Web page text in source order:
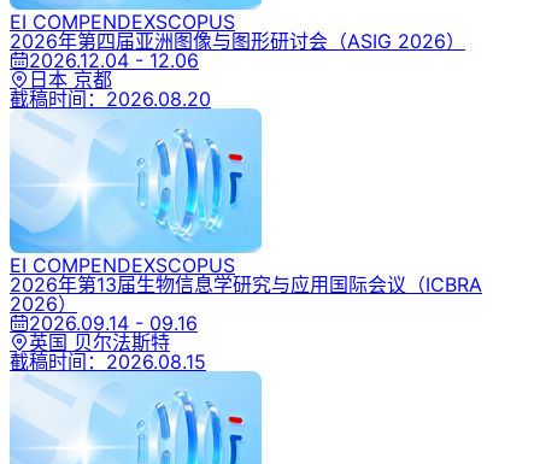
EI COMPENDEXSCOPUS
2026年第四届亚洲图像与图形研讨会 （ASIG 2026）
2026.12.04 - 12.06
日本 京都
截稿时间： 2026.08.20
EI COMPENDEXSCOPUS
2026年第13届生物信息学研究与应用国际会议 （ICBRA
2026）
2026.09.14 - 09.16
英国 贝尔法斯特
截稿时间： 2026.08.15